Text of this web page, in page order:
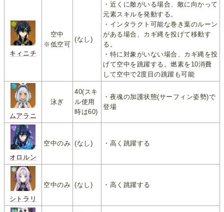
キィニチ
空中
※低空可
(なし)
・近くに敵がいる場合、敵に向かって
元素スキルを発動する。
・インタラクト可能な巻き葉のルーン
がある場合、カギ縄を投げて移動す
る。
・特に対象がいない場合、カギ縄を投
げて空中を跳躍する。燃素を10消費
して空中で2度目の跳躍も可能
ムアラニ
泳ぎ
40(スキ
ル使用
時は60)
・夜魂の加護状態(サーフィン姿勢)で
登場
オロルン
空中のみ (なし) ・高く跳躍する
シトラリ
空中のみ (なし) ・高く跳躍する